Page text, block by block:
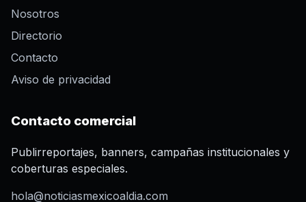
Nosotros
Directorio
Contacto
Aviso de privacidad
Contacto comercial
Publirreportajes, banners, campañas institucionales y
coberturas especiales.
hola@noticiasmexicoaldia.com